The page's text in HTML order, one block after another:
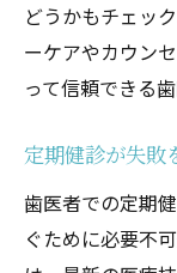
どうかもチェッ
ーケアやカウン
って信頼できる
定期健診が失敗
歯医者での定期
ぐために必要不